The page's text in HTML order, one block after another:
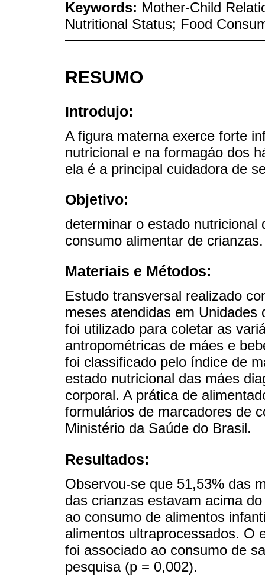
Keywords: Mother-Child
Nutritional Status; Food
RESUMO
Introdujo:
A figura materna exerce forte
nutricional e na formagáo dos
ela é a principal cuidadora de
Objetivo:
determinar o estado
consumo alimentar de crianzas.
Materiais e Métodos:
Estudo transversal realizado
meses atendidas em
foi utilizado para coletar as
antropométricas de máes e
foi classificado pelo índice de
estado nutricional das máes
corporal. A prática de
formulários de marcadores de
Ministério da Saúde do Brasil.
Resultados:
Observou-se que 51,53% das
das crianzas estavam acima
ao consumo de alimentos
alimentos ultraprocessados. O
foi associado ao consumo de
pesquisa (p = 0,002).